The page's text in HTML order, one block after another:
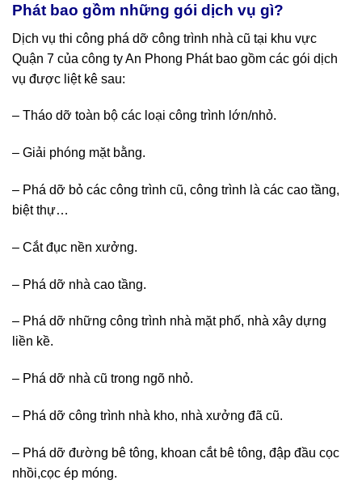
Phát bao gồm những gói dịch vụ gì?
Dịch vụ thi công phá dỡ công trình nhà cũ tại khu vực
Quận 7 của công ty An Phong Phát bao gồm các gói dịch
vụ được liệt kê sau:
– Tháo dỡ toàn bộ các loại công trình lớn/nhỏ.
– Giải phóng mặt bằng.
– Phá dỡ bỏ các công trình cũ, công trình là các cao tầng,
biệt thự…
– Cắt đục nền xưởng.
– Phá dỡ nhà cao tầng.
– Phá dỡ những công trình nhà mặt phố, nhà xây dựng
liền kề.
– Phá dỡ nhà cũ trong ngõ nhỏ.
– Phá dỡ công trình nhà kho, nhà xưởng đã cũ.
– Phá dỡ đường bê tông, khoan cắt bê tông, đập đầu cọc
nhồi,cọc ép móng.